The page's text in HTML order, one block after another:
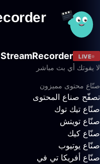
LIVE
StreamRecorder
لا يفوتك أي بث مباشر
صنّاع محتوى مميزون
تصفّح صناع المحتوى
صنّاع تيك توك
صنّاع تويتش
صنّاع كيك
صنّاع يوتيوب
صنّاع أفريكا تي في